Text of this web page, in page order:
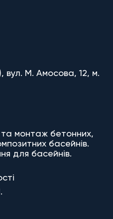
вул. М. Амосова, 12, м.
та монтаж бетонних,
басейнів.
для басейнів.